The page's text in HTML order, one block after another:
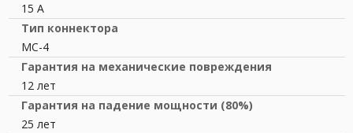
15 A
Тип коннектора
MC-4
Гарантия на механические повреждения
12 лет
Гарантия на падение мощности (80%)
25 лет